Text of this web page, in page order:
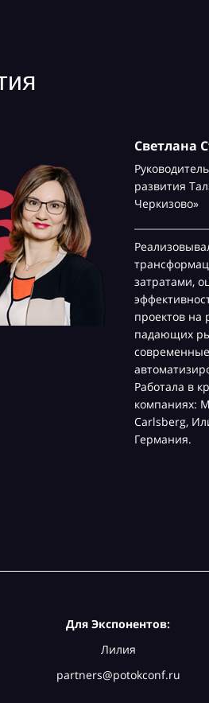
Светлана
развития
Черкизово»
затратами,
проектов на
падающих
Работала в
компаниях:
Carlsberg,
Германия.
Для Экспонентов:
Лилия
partners@potokconf.ru